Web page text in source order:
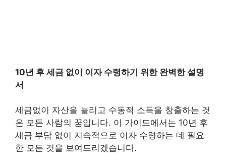
10년 후 세금 없이 이자 수령하기 위한 완벽한 설명
서
세금없이 자산을 늘리고 수동적 소득을 창출하는 것
은 모든 사람의 꿈입니다. 이 가이드에서는 10년 후
세금 부담 없이 지속적으로 이자 수령하는 데 필요
한 모든 것을 보여드리겠습니다.